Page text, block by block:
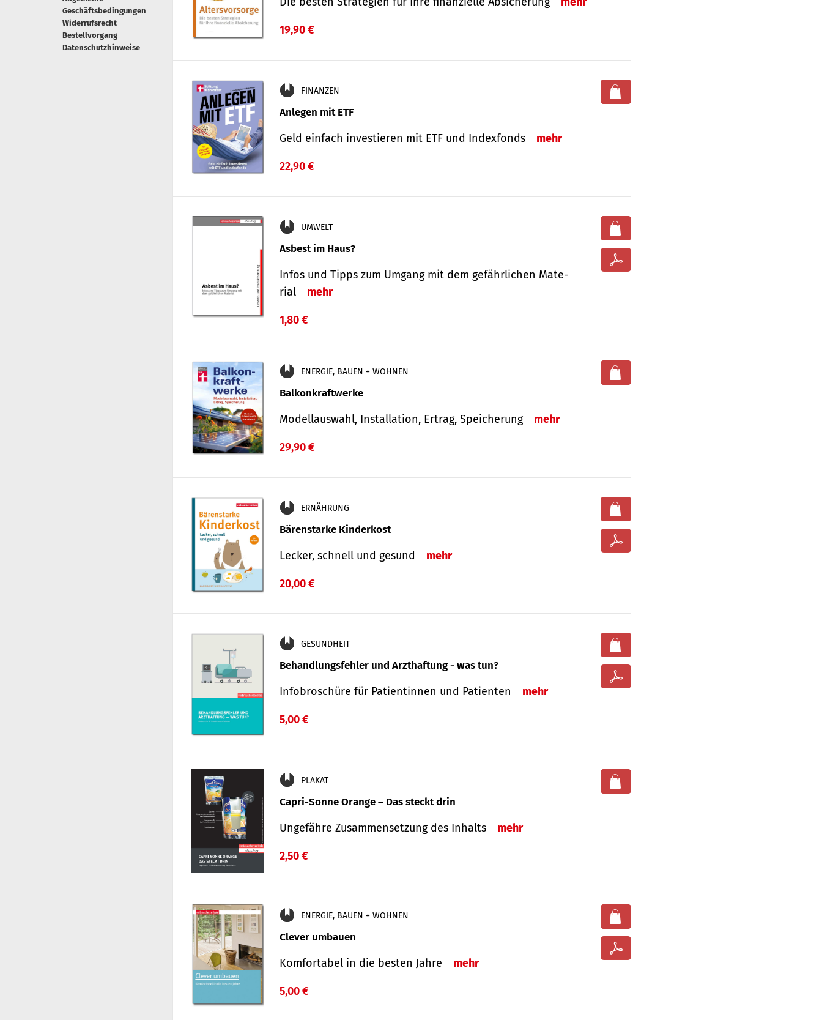
Geschäftsbedingungen
Widerrufsrecht
Bestellvorgang
Datenschutzhinweise
19,90 €
FINANZEN
Anlegen mit ETF
Geld einfach investieren mit ETF und Indexfonds mehr
22,90 €
UMWELT
Asbest im Haus?
Infos und Tipps zum Um­gang mit dem ge­fähr­lichen Mate­
rial
mehr
1,80 €
ENERGIE, BAUEN + WOHNEN
Balkonkraftwerke
Modellauswahl, Installation, Ertrag, Speicherung mehr
29,90 €
ERNÄHRUNG
Bärenstarke Kinderkost
Lecker, schnell und gesund mehr
20,00 €
GESUNDHEIT
Behandlungsfehler und Arzthaftung - was tun?
Infobroschüre für Patientinnen und Patienten mehr
5,00 €
PLAKAT
Capri-Sonne Orange – Das steckt drin
Ungefähre Zu­sammen­setzung des Inhalts mehr
2,50 €
ENERGIE, BAUEN + WOHNEN
Clever umbauen
Komfortabel in die besten Jahre mehr
5,00 €